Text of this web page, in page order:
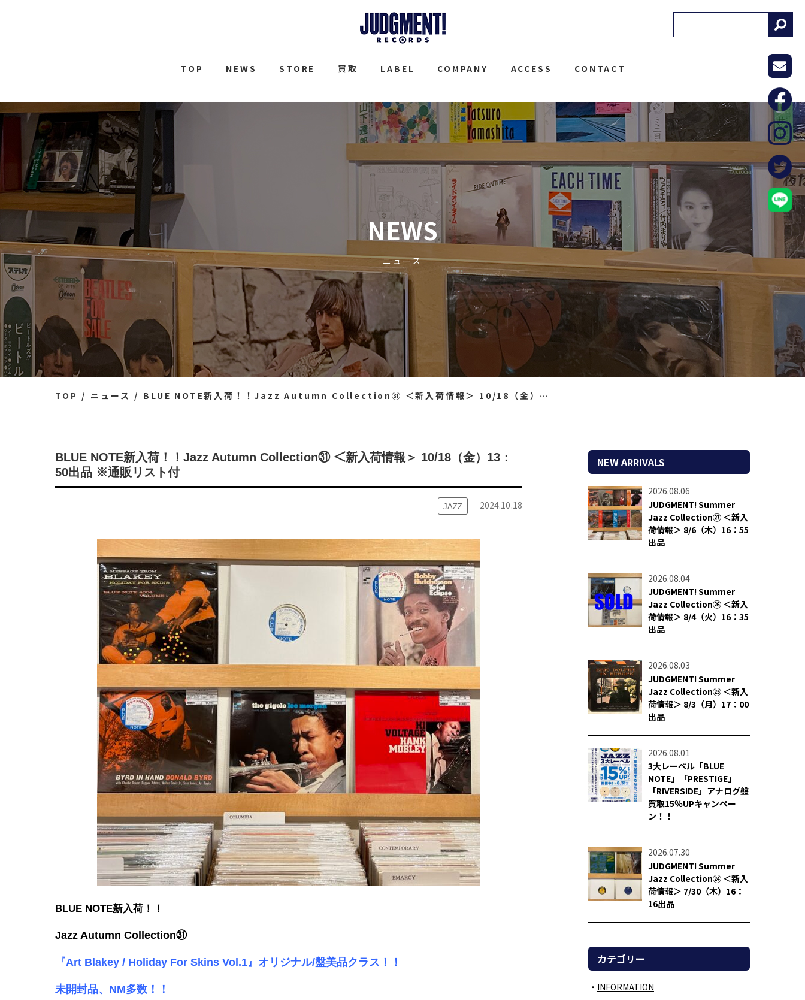
TOP NEWS STORE 買取 LABEL COMPANY ACCESS CONTACT
NEWS
ニュース
TOP ニュース BLUE NOTE新入荷！！Jazz Autumn Collection㉛ ＜新入荷情報＞ 10/18（金）13：50出品 ※通販リスト付
BLUE NOTE新入荷！！Jazz Autumn Collection㉛ ＜新入荷情報＞ 10/18（金）13：
50出品 ※通販リスト付
JAZZ 2024.10.18
BLUE NOTE新入荷！！
Jazz Autumn Collection㉛
『Art Blakey / Holiday For Skins Vol.1』オリジナル/盤美品クラス！！
未開封品、NM多数！！
NEW ARRIVALS
2026.08.06
JUDGMENT! Summer
Jazz Collection㉗ ＜新入
荷情報＞ 8/6（木）16：55
出品
2026.08.04
JUDGMENT! Summer
Jazz Collection㉖ ＜新入
荷情報＞ 8/4（火）16：35
出品
2026.08.03
JUDGMENT! Summer
Jazz Collection㉕ ＜新入
荷情報＞ 8/3（月）17：00
出品
2026.08.01
3大レーベル「BLUE
NOTE」「PRESTIGE」
「RIVERSIDE」アナログ盤
買取15％UPキャンペー
ン！！
2026.07.30
JUDGMENT! Summer
Jazz Collection㉔ ＜新入
荷情報＞ 7/30（木）16：
16出品
カテゴリー
INFORMATION